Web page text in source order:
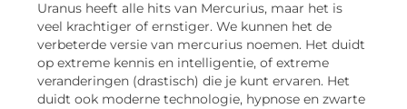
Uranus heeft alle hits van Mercurius, maar het is
veel krachtiger of ernstiger. We kunnen het de
verbeterde versie van mercurius noemen. Het duidt
op extreme kennis en intelligentie, of extreme
veranderingen (drastisch) die je kunt ervaren. Het
duidt ook moderne technologie, hypnose en zwarte